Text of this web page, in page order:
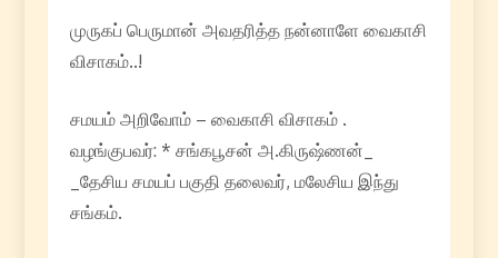
முருகப் பெருமான் அவதரித்த நன்னாளே வைகாசி
விசாகம்..!
சமயம் அறிவோம் – வைகாசி விசாகம் .
வழங்குபவர்: * சங்கபூசன் அ.கிருஷ்ணன்_
_தேசிய சமயப் பகுதி தலைவர், மலேசிய இந்து
சங்கம்.